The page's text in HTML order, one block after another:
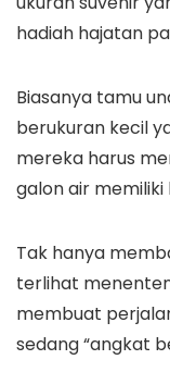
hadiah hajatan
Biasanya tamu
berukuran kecil
mereka harus
galon air
Tak hanya
terlihat
membuat
sedang “angkat